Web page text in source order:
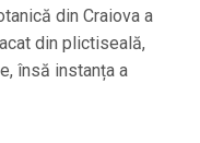
din Craiova a
din plictiseală,
însă instanța a